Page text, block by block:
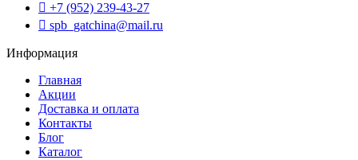
+7 (952) 239-43-27
spb_gatchina@mail.ru
Информация
Главная
Акции
Доставка и оплата
Контакты
Блог
Каталог